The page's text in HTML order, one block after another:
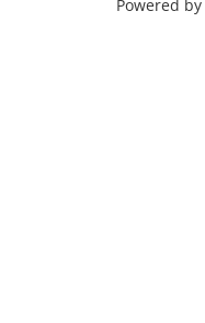
Powered by